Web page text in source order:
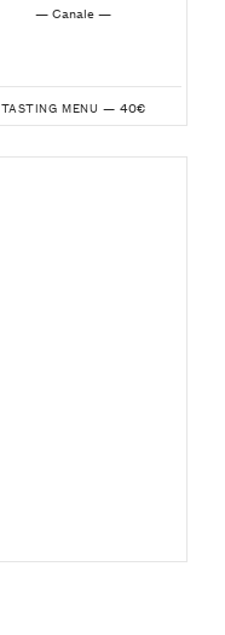
— Canale —
TASTING MENU — 40€